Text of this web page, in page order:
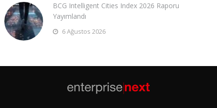
BCG Intelligent Cities Index 2026 Raporu
Yayımlandı
6 Ağustos 2026